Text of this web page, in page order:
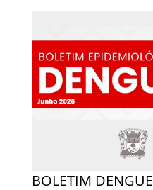
BOLETIM DENGUE